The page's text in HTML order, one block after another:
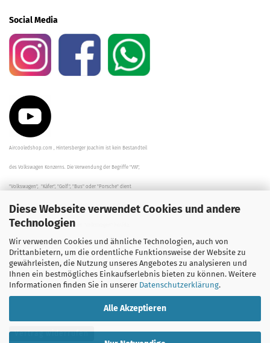
Diese Webseite verwendet Cookies und andere
Technologien
Wir verwenden Cookies und ähnliche Technologien, auch von
Drittanbietern, um die ordentliche Funktionsweise der Website zu
gewährleisten, die Nutzung unseres Angebotes zu analysieren und
Ihnen ein bestmögliches Einkaufserlebnis bieten zu können. Weitere
Informationen finden Sie in unserer Datenschutzerklärung.
Alle Akzeptieren
Social Media
Aircooledshop.com , Hintersberger Joachim ist kein Bestandteil
des Volkswagen Konzerns. Die Verwendung der Begriffe "VW",
"Volkswagen", "Käfer", "Golf", "Bus" oder "Porsche" dient
der Beschreibung der Teile und stellt in keinem Fall eine direkte
Verbindung zu dem Unternehmen "Volkswagen" her/da.
Die Beschreibungen, Zeichnungen und Angaben zur
Verwendung sind sorgfältig überprüft worden.
Vertrag widerrufen